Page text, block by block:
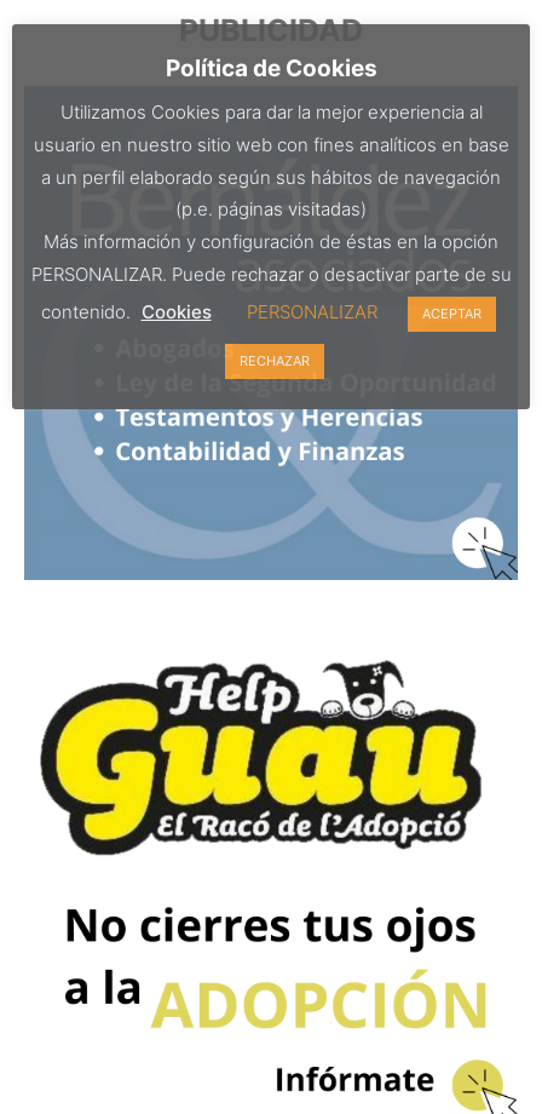
PUBLICIDAD
Política de Cookies
Utilizamos Cookies para dar la mejor experiencia al
usuario en nuestro sitio web con fines analíticos en base
a un perfil elaborado según sus hábitos de navegación
(p.e. páginas visitadas)
Más información y configuración de éstas en la opción
PERSONALIZAR. Puede rechazar o desactivar parte de su
contenido. Cookies PERSONALIZAR ACEPTAR
RECHAZAR